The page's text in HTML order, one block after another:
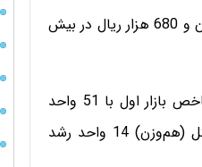
در معاملات امروز تعداد یک هزار و 52 سهم اوراق بهادار به ارزش 3 میلیارد و 179 میلیون و 680 هزار ریال در بیش
بر این اساس شاخص آزاد شناور 73 واحد، شاخص قیمت (وزنی-ارزشی) 10 واحد، شاخص بازار اول با 51 واحد
کاهش، شاخص بازار دوم با 81 واحد، شاخص قیمت (هم‌وزن) 10 واحد و شاخص کل (هم‌وزن) 14 واحد رشد